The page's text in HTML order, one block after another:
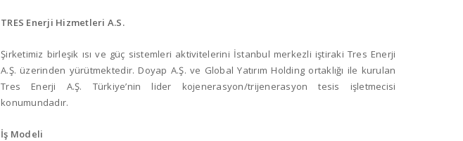
TRES Enerji Hizmetleri A.S.
Şirketimiz birleşik ısı ve güç sistemleri aktivitelerini İstanbul merkezli iştiraki Tres Enerji
A.Ş. üzerinden yürütmektedir. Doyap A.Ş. ve Global Yatırım Holding ortaklığı ile kurulan
Tres Enerji A.Ş. Türkiye’nin lider kojenerasyon/trijenerasyon tesis işletmecisi
konumundadır.
İş Modeli